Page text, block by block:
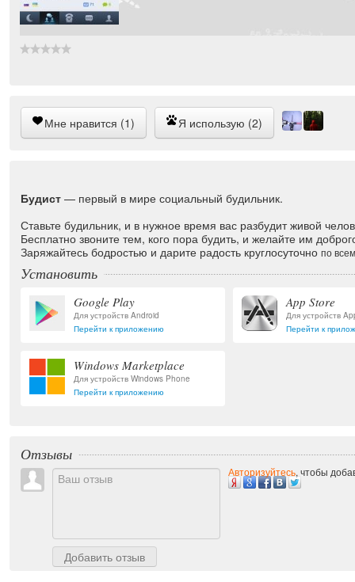
Мне нравится (1) Я использую (2)
Будист — первый в мире социальный будильник.
Ставьте будильник, и в нужное время вас разбудит живой
Бесплатно звоните тем, кого пора будить, и желайте им
Заряжайтесь бодростью и дарите радость круглосуточно по
Установить
Google Play
Для устройств Android
Перейти к приложению
App Store
Для устройств
Перейти к
Windows Marketplace
Для устройств Windows Phone
Перейти к приложению
Отзывы
Добавить отзыв
Авторизуйтесь, чтобы